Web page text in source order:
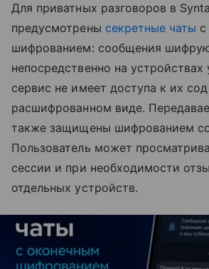
Для приватных разговоров в
предусмотрены секретные чаты
шифрованием: сообщения
непосредственно на устройствах
сервис не имеет доступа к их
расшифрованном виде.
также защищены шифрованием
Пользователь может
сессии и при необходимости
отдельных устройств.